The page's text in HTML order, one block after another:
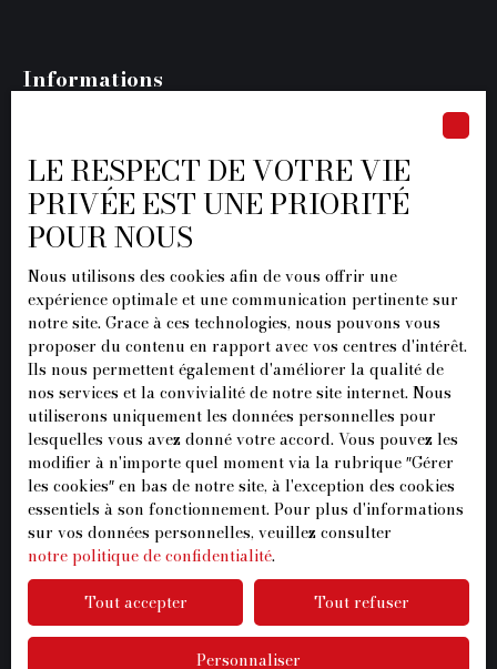
Informations
Nos honoraires
Mentions légales
Politique de confidentialité
Plan du site
Gérer les cookies
Propulsé par
+33 1 87 07 96 37
20 Rue de l'Ormeteau
77500 Chelles
LE RESPECT DE VOTRE VIE
PRIVÉE EST UNE PRIORITÉ
POUR NOUS
Nous utilisons des cookies afin de vous offrir une
expérience optimale et une communication pertinente sur
notre site. Grace à ces technologies, nous pouvons vous
proposer du contenu en rapport avec vos centres d'intérêt.
Ils nous permettent également d'améliorer la qualité de
nos services et la convivialité de notre site internet. Nous
utiliserons uniquement les données personnelles pour
lesquelles vous avez donné votre accord. Vous pouvez les
modifier à n'importe quel moment via la rubrique ″Gérer
les cookies″ en bas de notre site, à l'exception des cookies
essentiels à son fonctionnement. Pour plus d'informations
sur vos données personnelles, veuillez consulter
notre politique de confidentialité.
Tout accepter
Tout refuser
Personnaliser